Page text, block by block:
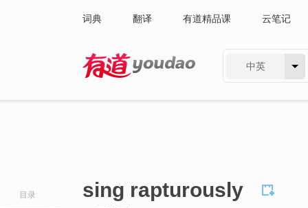
词典 翻译 有道精品课 云笔记
中英
目录 sing rapturously